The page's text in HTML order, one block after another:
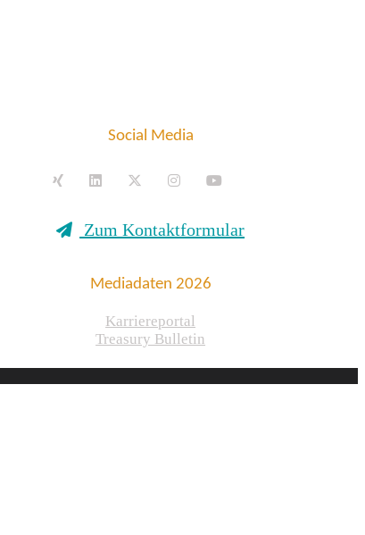
Social Media
Zum Kontaktformular
Mediadaten 2026
Karriereportal
Treasury Bulletin